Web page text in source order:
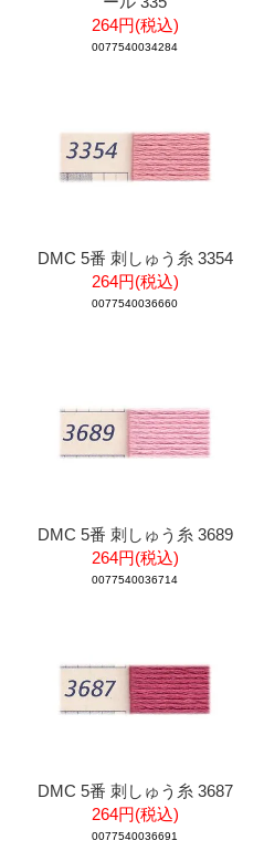
264円(税込)
0077540034284
DMC 5番 刺しゅう糸 3354
264円(税込)
0077540036660
DMC 5番 刺しゅう糸 3689
264円(税込)
0077540036714
DMC 5番 刺しゅう糸 3687
264円(税込)
0077540036691